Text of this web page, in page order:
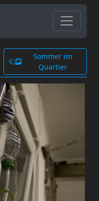
Sommer im
Quartier